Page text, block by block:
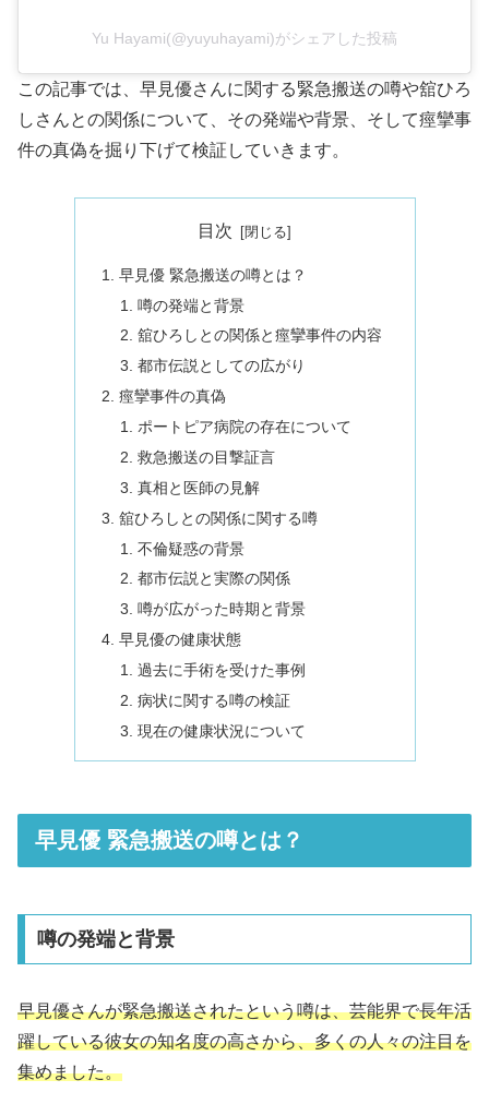
Yu Hayami(@yuyuhayami)がシェアした投稿
この記事では、早見優さんに関する緊急搬送の噂や舘ひろ
しさんとの関係について、その発端や背景、そして痙攣事
件の真偽を掘り下げて検証していきます。
目次
早見優 緊急搬送の噂とは？
噂の発端と背景
舘ひろしとの関係と痙攣事件の内容
都市伝説としての広がり
痙攣事件の真偽
ポートピア病院の存在について
救急搬送の目撃証言
真相と医師の見解
舘ひろしとの関係に関する噂
不倫疑惑の背景
都市伝説と実際の関係
噂が広がった時期と背景
早見優の健康状態
過去に手術を受けた事例
病状に関する噂の検証
現在の健康状況について
早見優 緊急搬送の噂とは？
噂の発端と背景
早見優さんが緊急搬送されたという噂は、芸能界で長年活
躍している彼女の知名度の高さから、多くの人々の注目を
集めました。